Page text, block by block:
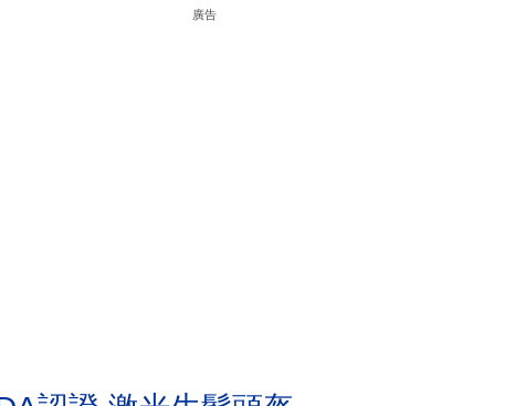
廣告